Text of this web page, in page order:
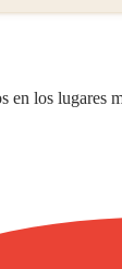
en los lugares